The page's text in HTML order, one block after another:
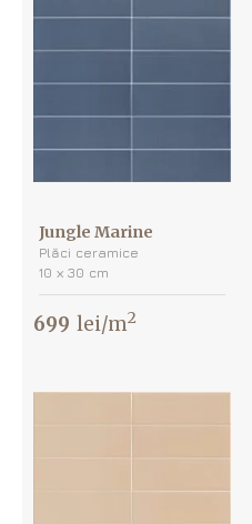
Jungle Marine
Plăci ceramice
10 х 30 cm
699 lei/m2